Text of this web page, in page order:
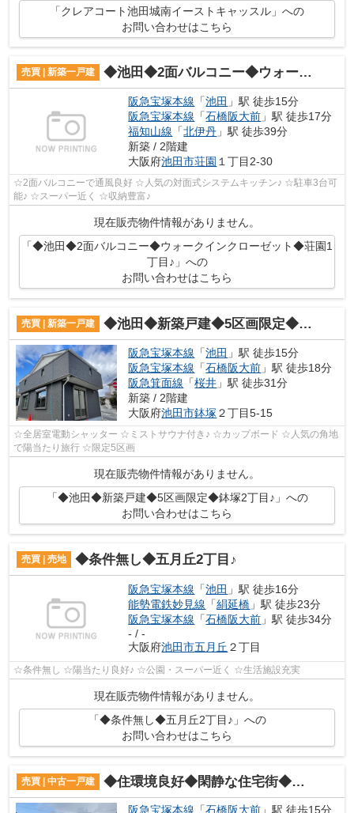
「クレアコート池田城南イーストキャッスル」への
お問い合わせはこちら
売買 | 新築一戸建 ◆池田◆2面バルコニー◆ウォークインクローゼット◆荘園1丁目♪
阪急宝塚本線 「池田 」駅 徒歩15分
阪急宝塚本線 「石橋阪大前 」駅 徒歩17分
福知山線 「北伊丹 」駅 徒歩39分
新築 / 2階建
大阪府池田市荘園 １丁目2-30
☆2面バルコニーで通風良好 ☆人気の対面式システムキッチン♪ ☆駐車3台可
能♪ ☆スーパー近く ☆収納豊富♪
現在販売物件情報がありません。
「◆池田◆2面バルコニー◆ウォークインクローゼット◆荘園1
丁目♪」への
お問い合わせはこちら
売買 | 新築一戸建 ◆池田◆新築戸建◆5区画限定◆鉢塚2丁目♪
阪急宝塚本線 「池田 」駅 徒歩15分
阪急宝塚本線 「石橋阪大前 」駅 徒歩18分
阪急箕面線 「桜井 」駅 徒歩31分
新築 / 2階建
大阪府池田市鉢塚 ２丁目5-15
☆全居室電動シャッター ☆ミストサウナ付き♪ ☆カップボード ☆人気の角地
で陽当たり旅行 ☆限定5区画
現在販売物件情報がありません。
「◆池田◆新築戸建◆5区画限定◆鉢塚2丁目♪」への
お問い合わせはこちら
売買 | 売地 ◆条件無し◆五月丘2丁目♪
阪急宝塚本線 「池田 」駅 徒歩16分
能勢電鉄妙見線 「絹延橋 」駅 徒歩23分
阪急宝塚本線 「石橋阪大前 」駅 徒歩34分
- / -
大阪府池田市五月丘 ２丁目
☆条件無し ☆陽当たり良好♪ ☆公園・スーパー近く ☆生活施設充実
現在販売物件情報がありません。
「◆条件無し◆五月丘2丁目♪」への
お問い合わせはこちら
売買 | 中古一戸建 ◆住環境良好◆閑静な住宅街◆井口堂2丁目中古戸建♪
阪急宝塚本線 「石橋阪大前 」駅 徒歩15分